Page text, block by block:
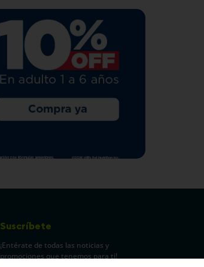
Suscríbete
¡Entérate de todas las noticias y
promociones que tenemos para ti!